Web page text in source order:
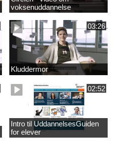
voksenuddannelse
03:26
Kluddermor
02:52
Intro til UddannelsesGuiden
for elever